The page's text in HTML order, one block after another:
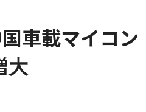
車載マイコ
大